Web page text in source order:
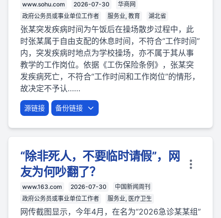
www.sohu.com 2026-07-30
华商网
政府公务员或事业单位工作者
服务业, 教育 湖北省
张某突发疾病时间为午饭后在操场散步过程中，此
时张某属于自由支配的休息时间，不符合“工作时间”
内，突发疾病时地点为学校操场，亦不属于其从事
教学的工作岗位。依据《工伤保险条例》，张某突
发疾病死亡，不符合“工作时间和工作岗位”的情形，
故决定不予认……
源链接 备份链接
“除非死人，不要临时请假”，网
友为何吵翻了？
www.163.com 2026-07-30
中国新闻周刊
政府公务员或事业单位工作者
服务业, 医疗卫生
网传截图显示，今年4月，在名为“2026急诊某某组”